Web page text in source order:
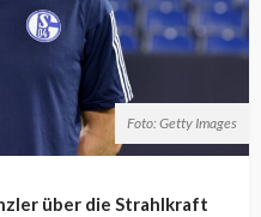
Foto: Getty Images
über die Strahlkraft